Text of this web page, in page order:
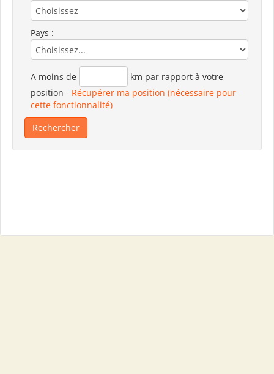
Pays :
A moins de
km par rapport à votre
position - Récupérer ma position (nécessaire pour
cette fonctionnalité)